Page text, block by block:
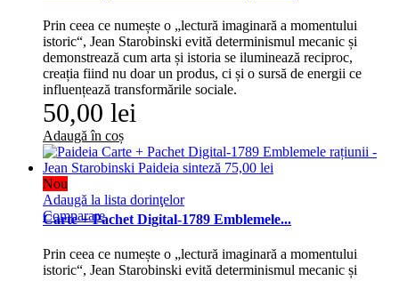
Prin ceea ce numește o „lectură imaginară a momentului
istoric“, Jean Starobinski evită determinismul mecanic și
demonstrează cum arta și istoria se iluminează reciproc,
creația fiind nu doar un produs, ci și o sursă de energii ce
influențează transformările sociale.
50,00 lei
Adaugă în coș
Nou
Adaugă la lista dorinţelor
Comparare
Carte + Pachet Digital-1789 Emblemele...
Prin ceea ce numește o „lectură imaginară a momentului
istoric“, Jean Starobinski evită determinismul mecanic și